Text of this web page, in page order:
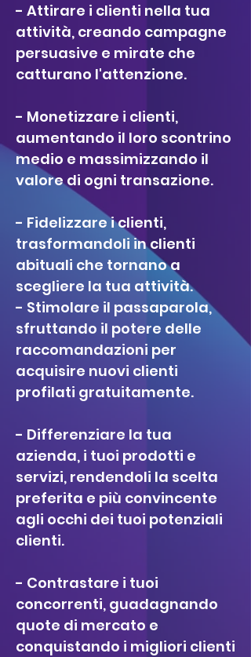
- Attirare i clienti nella tua
attività, creando campagne
persuasive e mirate che
catturano l'attenzione.
- Monetizzare i clienti,
aumentando il loro scontrino
medio e massimizzando il
valore di ogni transazione.
- Fidelizzare i clienti,
trasformandoli in clienti
abituali che tornano a
scegliere la tua attività.
- Stimolare il passaparola,
sfruttando il potere delle
raccomandazioni per
acquisire nuovi clienti
profilati gratuitamente.
- Differenziare la tua
azienda, i tuoi prodotti e
servizi, rendendoli la scelta
preferita e più convincente
agli occhi dei tuoi potenziali
clienti.
- Contrastare i tuoi
concorrenti, guadagnando
quote di mercato e
conquistando i migliori clienti